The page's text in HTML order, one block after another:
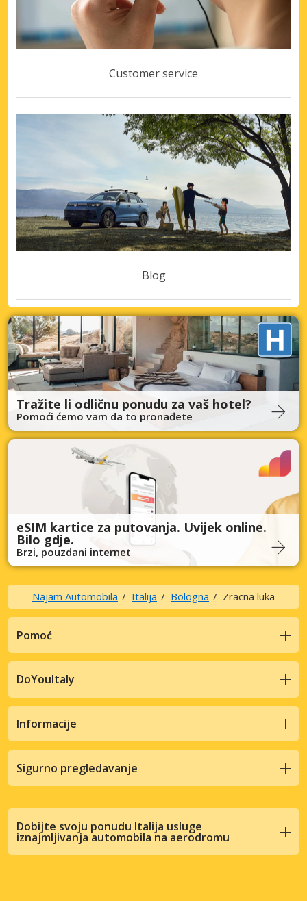
Customer service
Blog
Tražite li odličnu ponudu za vaš hotel?
Pomoći ćemo vam da to pronađete
eSIM kartice za putovanja. Uvijek online.
Bilo gdje.
Brzi, pouzdani internet
Najam Automobila Italija Bologna Zracna luka
Pomoć
DoYouItaly
Informacije
Sigurno pregledavanje
Dobijte svoju ponudu Italija usluge
iznajmljivanja automobila na aerodromu